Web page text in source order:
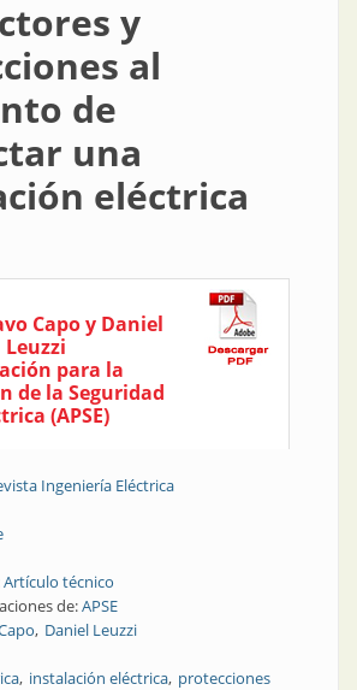
y
al
de
una
eléctrica
Capo y Daniel
Leuzzi
para la
de la Seguridad
(APSE)
Ingeniería Eléctrica
Artículo técnico
de:APSE
Daniel Leuzzi
instalación eléctrica protecciones